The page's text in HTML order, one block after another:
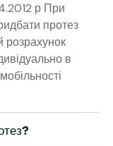
р При
протез
розрахунок
в